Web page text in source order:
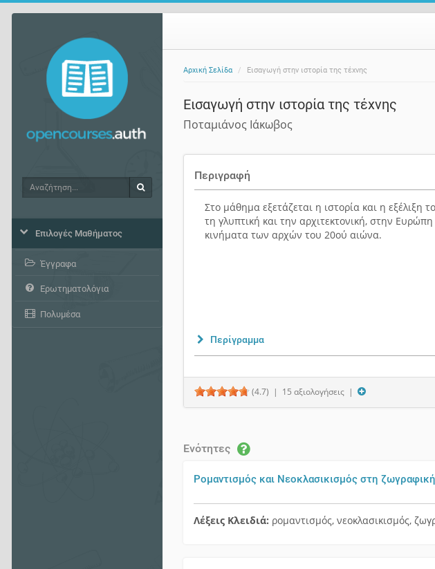
Αρχική Σελίδα Εισαγωγή στην ιστορία της τέχνης
Εισαγωγή στην ιστορία της τέχνης
Ποταμιάνος Ιάκωβος
Περιγραφή
Στο μάθημα εξετάζεται η ιστορία και η
τη γλυπτική και την αρχιτεκτονική, στην
κινήματα των αρχών του 20ού αιώνα.
Περίγραμμα
(4.7) | 15 αξιολογήσεις |
Ενότητες
Ρομαντισμός και Νεοκλασικισμός στη ζωγραφική
Λέξεις Κλειδιά: ρομαντισμός, νεοκλασικισμός,
Αναζήτηση
Επιλογές Μαθήματος
Έγγραφα
Ερωτηματολόγια
Πολυμέσα